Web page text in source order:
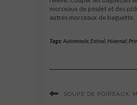
morceaux de poulet et des
autres morceaux de baguette.
Tags: Automnale, Estival, Hivernal,
SOUPE DE POIREAUX,